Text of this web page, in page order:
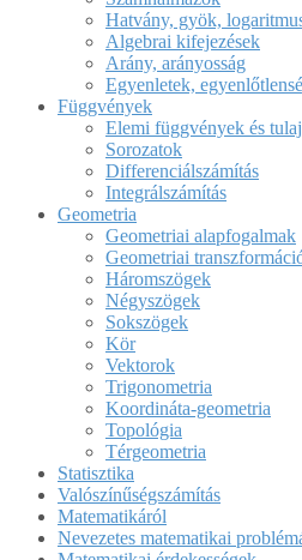
Hatvány, gyök,
Algebrai kifejezések
Arány, arányosság
Egyenletek,
Függvények
Elemi függvények és
Sorozatok
Differenciálszámítás
Integrálszámítás
Geometria
Geometriai alapfogalmak
Geometriai
Háromszögek
Négyszögek
Sokszögek
Kör
Vektorok
Trigonometria
Koordináta-geometria
Topológia
Térgeometria
Statisztika
Valószínűségszámítás
Matematikáról
Nevezetes matematikai